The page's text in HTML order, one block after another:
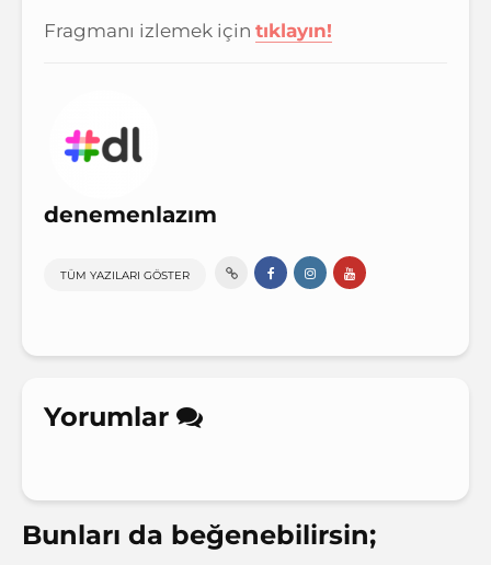
Fragmanı izlemek için tıklayın!
denemenlazım
TÜM YAZILARI GÖSTER
Yorumlar
Bunları da beğenebilirsin;